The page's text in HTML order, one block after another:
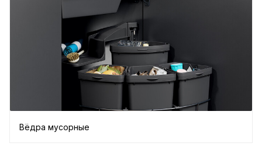
Вёдра мусорные